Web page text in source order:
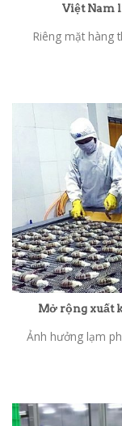
Việt Nam
Riêng mặt hàng
Mở rộng xuất
Ảnh hưởng lạm